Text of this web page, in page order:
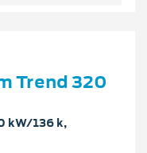
Trend 320
kW/136 k,